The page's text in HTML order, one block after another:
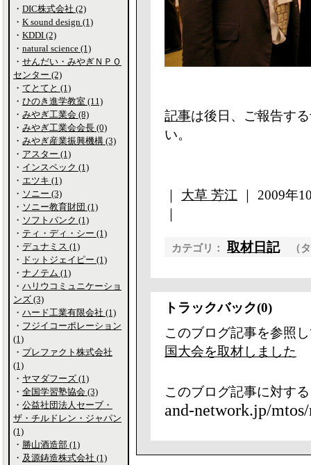
記事は後日、ご報告す
い。
大草 芳江 ｜ 2009年
カテゴリ： 取材日記 （
トラックバック(0)
このブログ記事を参照
国大会を取材しました
このブログ記事に対す
and-network.jp/
・ DIC株式会社 (2)
・ K sound design (1)
・ KDDI (2)
・ natural science (1)
・ せんだい・みやぎＮＰＯ
センター (2)
・ てとてと (1)
・ ひのき進学教室 (11)
・ みやぎ工業会 (8)
・ みやぎ工業会会長 (0)
・ みやぎ産業振興機構 (3)
・ アスター (1)
・ インスペック (1)
・ エツキ (1)
・ ソニー (3)
・ ソニー教育財団 (1)
・ ソフトバンク (1)
・ ティ・ディ・シー (1)
・ デュナミス (1)
・ ドットジェイピー (1)
・ ナノテム (1)
・ ハリウコミュニケーショ
ンズ (3)
・ ハード工業有限会社 (1)
・ フジイコーポレーション
(1)
・ プレファクト株式会社
(1)
・ ヤマダフーズ (1)
・ 全国学習塾協会 (3)
・ 公益社団法人セーブ・
ザ・チルドレン・ジャパン
(1)
・ 勝山酒造部 (1)
・ 及源鋳造株式会社 (1)